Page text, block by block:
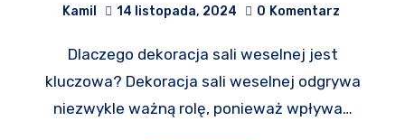
Kamil 14 listopada, 2024 0 Komentarz
Dlaczego dekoracja sali weselnej jest
kluczowa? Dekoracja sali weselnej odgrywa
niezwykle ważną rolę, ponieważ wpływa…